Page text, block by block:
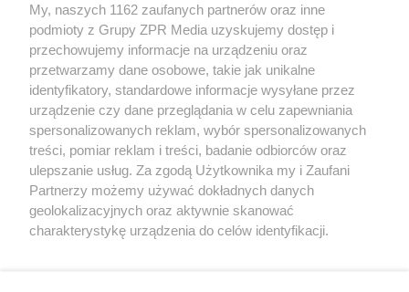
Żaden utwór zamieszczony w serwisie nie może być powielany i
rozpowszechniany lub dalej rozpowszechniany w jakikolwiek sposób (w
tym także elektroniczny lub mechaniczny) na jakimkolwiek polu
eksploatacji w jakiejkolwiek formie, włącznie z umieszczaniem w
Internecie bez pisemnej zgody właściciela praw. Jakiekolwiek użycie lub
wykorzystanie utworów w całości lub w części z naruszeniem prawa,
tzn. bez właściwej zgody, jest zabronione pod groźbą kary i może być
ścigane prawnie.
My, naszych 1162 zaufanych partnerów oraz inne
podmioty z Grupy ZPR Media uzyskujemy dostęp i
przechowujemy informacje na urządzeniu oraz
przetwarzamy dane osobowe, takie jak unikalne
identyfikatory, standardowe informacje wysyłane przez
urządzenie czy dane przeglądania w celu zapewniania
spersonalizowanych reklam, wybór spersonalizowanych
treści, pomiar reklam i treści, badanie odbiorców oraz
ulepszanie usług. Za zgodą Użytkownika my i Zaufani
Partnerzy możemy używać dokładnych danych
geolokalizacyjnych oraz aktywnie skanować
charakterystykę urządzenia do celów identyfikacji.